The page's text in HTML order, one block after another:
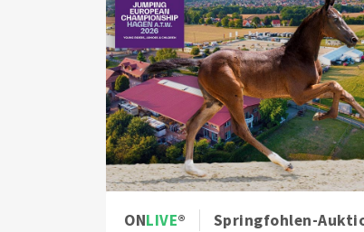
ONLIVE Springfohlen-